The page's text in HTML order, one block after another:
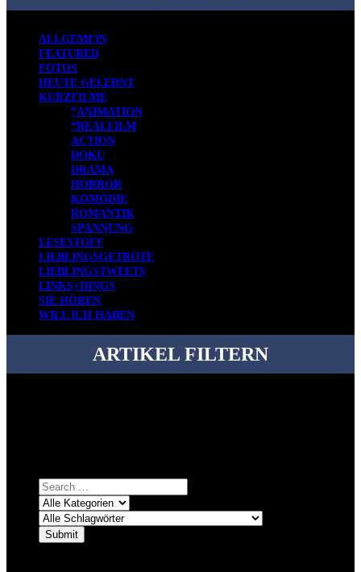
ALLGEMEIN
FEATURED
FOTOS
HEUTE GELERNT
KURZFILME
*ANIMATION
*REALFILM
ACTION
DOKU
DRAMA
HORROR
KOMÖDIE
ROMANTIK
SPANNUNG
LESESTOFF
LIEBLINGSGETRÖTE
LIEBLINGSTWEETS
LINKS+DINGS
SIE HÖREN
WILL ICH HABEN
ARTIKEL FILTERN